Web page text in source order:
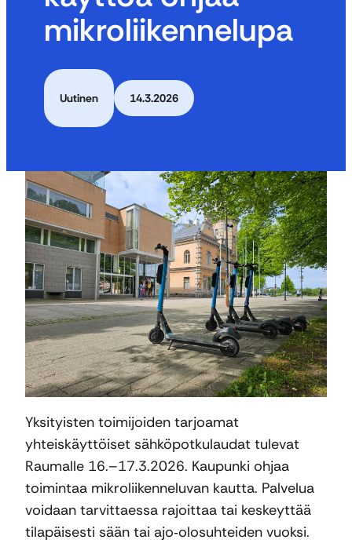
mikroliikennelupa
Uutinen 14.3.2026
Yksityisten toimijoiden tarjoamat
yhteiskäyttöiset sähköpotkulaudat tulevat
Raumalle 16.–17.3.2026. Kaupunki ohjaa
toimintaa mikroliikenneluvan kautta. Palvelua
voidaan tarvittaessa rajoittaa tai keskeyttää
tilapäisesti sään tai ajo‑olosuhteiden vuoksi.